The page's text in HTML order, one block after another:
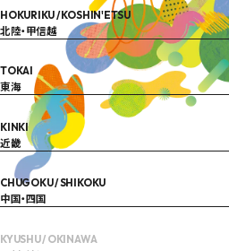
HOKURIKU / KOSHIN'ETSU
北陸・甲信越
TOKAI
東海
KINKI
近畿
CHUGOKU / SHIKOKU
中国・四国
KYUSHU / OKINAWA